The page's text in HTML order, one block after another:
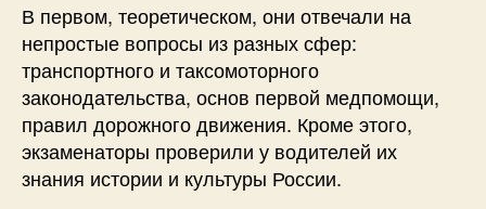
В первом, теоретическом, они отвечали на
непростые вопросы из разных сфер:
транспортного и таксомоторного
законодательства, основ первой медпомощи,
правил дорожного движения. Кроме этого,
экзаменаторы проверили у водителей их
знания истории и культуры России.